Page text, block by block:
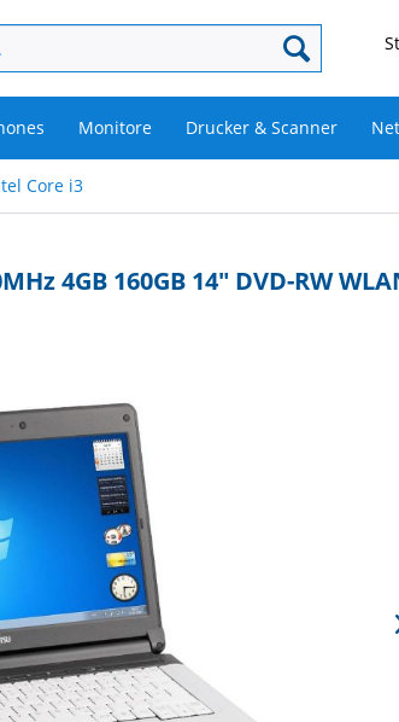
Monitore Drucker & Scanner
Core i3
4GB 160GB 14" DVD-RW